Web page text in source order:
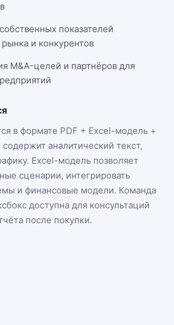
показателей
и конкурентов
M&A-целей и партнёров для
в формате PDF + Excel-модель +
содержит аналитический текст,
Excel-модель позволяет
сценарии, интегрировать
и финансовые модели. Команда
доступна для консультаций
после покупки.